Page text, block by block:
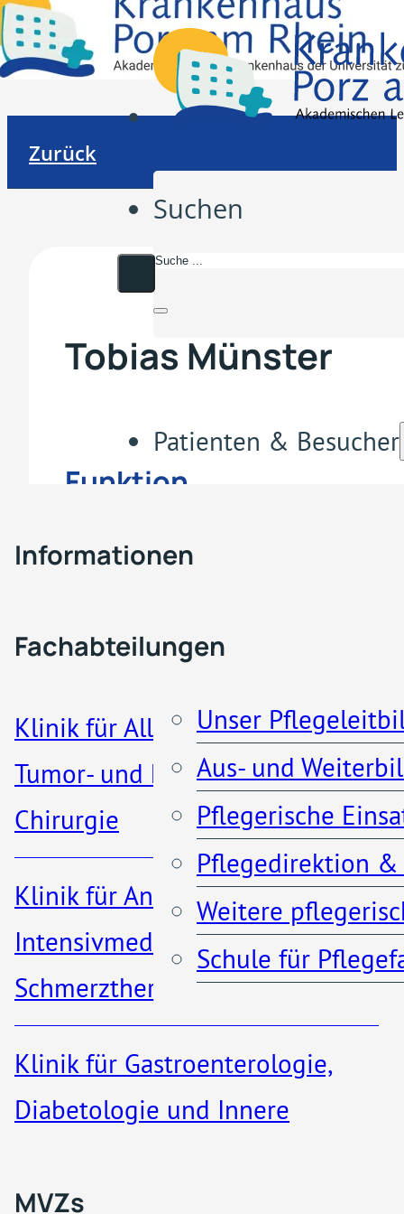
Suchen
Patienten & Besucher
Informationen
Besucherregelung
Patienteninformationen
Küche und Cafeteria
Anfahrt & Parken
Kontakt
Fachabteilungen
Klinik für Allgemein-, Viszeral-,
Tumor- und koloproktologische
Chirurgie
Klinik für Anästhesiologie,
Intensivmedizin und
Schmerztherapie
Klinik für Gastroenterologie,
Diabetologie und Innere
Unser
Aus- und
Pflegerische
Pflegedirektion
Weitere
Schule für
MVZs & ambulante
MVZs
Zurück
Tobias Münster
Funktion
Oberarzt